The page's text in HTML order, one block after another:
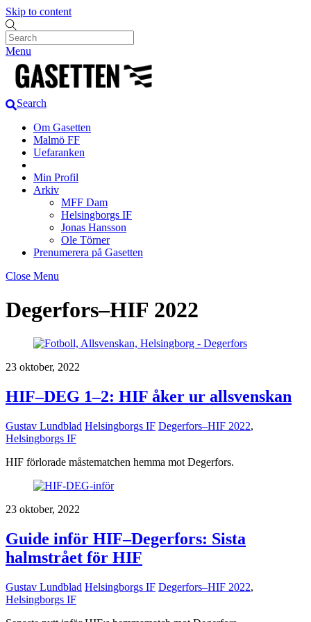
Skip to content
Menu
Search
Om Gasetten
Malmö FF
Uefaranken
Min Profil
Arkiv
MFF Dam
Helsingborgs IF
Jonas Hansson
Ole Törner
Prenumerera på Gasetten
Close Menu
Degerfors–HIF 2022
23 oktober, 2022
HIF–DEG 1–2: HIF åker ur allsvenskan
Gustav Lundblad Helsingborgs IF Degerfors–HIF 2022,
Helsingborgs IF
HIF förlorade måstematchen hemma mot Degerfors.
23 oktober, 2022
Guide inför HIF–Degerfors: Sista
halmstrået för HIF
Gustav Lundblad Helsingborgs IF Degerfors–HIF 2022,
Helsingborgs IF